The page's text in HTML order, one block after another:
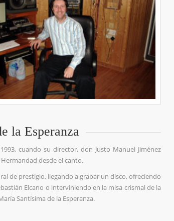
la Esperanza
cuando su director, don Justo Manuel Jiménez
desde el canto.
de prestigio, llegando a grabar un disco, ofreciendo
Elcano o interviniendo en la misa crismal de la
Santísima de la Esperanza.